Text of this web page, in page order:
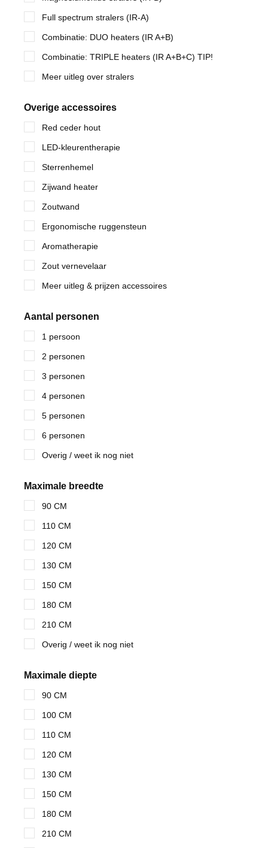
Full spectrum stralers (IR-A)
Combinatie: DUO heaters (IR A+B)
Combinatie: TRIPLE heaters (IR A+B+C) TIP!
Meer uitleg over stralers
Overige accessoires
Red ceder hout
LED-kleurentherapie
Sterrenhemel
Zijwand heater
Zoutwand
Ergonomische ruggensteun
Aromatherapie
Zout vernevelaar
Meer uitleg & prijzen accessoires
Aantal personen
1 persoon
2 personen
3 personen
4 personen
5 personen
6 personen
Overig / weet ik nog niet
Maximale breedte
90 CM
110 CM
120 CM
130 CM
150 CM
180 CM
210 CM
Overig / weet ik nog niet
Maximale diepte
90 CM
100 CM
110 CM
120 CM
130 CM
150 CM
180 CM
210 CM